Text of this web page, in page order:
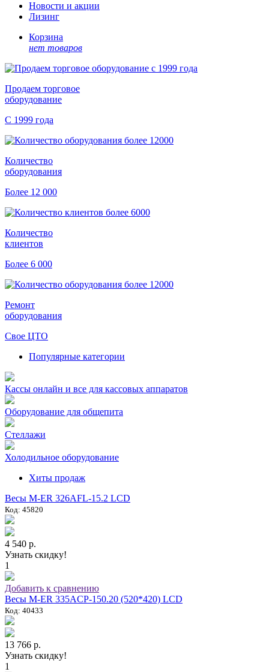
Новости и акции
Лизинг
Корзина
нет товаров
Продаем торговое
оборудование
С 1999 года
Количество
оборудования
Более 12 000
Количество
клиентов
Более 6 000
Ремонт
оборудования
Свое ЦТО
Популярные категории
Кассы онлайн и все для кассовых аппаратов
Оборудование для общепита
Стеллажи
Холодильное оборудование
Хиты продаж
Весы M-ER 326AFL-15.2 LCD
Код: 45820
4 540 р.
Узнать скидку!
1
Добавить к сравнению
Весы M-ER 335ACP-150.20 (520*420) LCD
Код: 40433
13 766 р.
Узнать скидку!
1